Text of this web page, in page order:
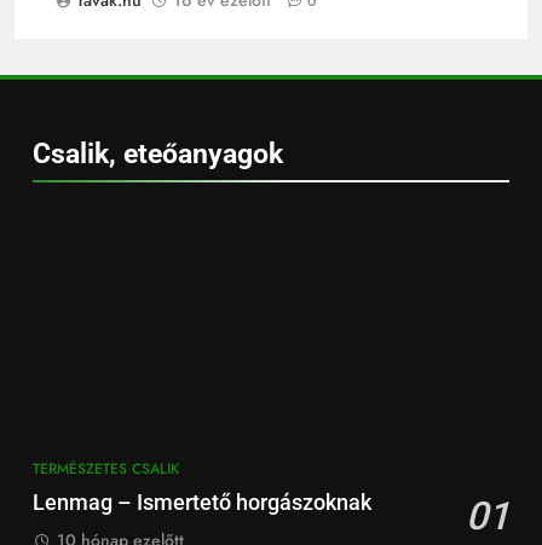
Csalik, eteőanyagok
TERMÉSZETES CSALIK
Lenmag – Ismertető horgászoknak 01